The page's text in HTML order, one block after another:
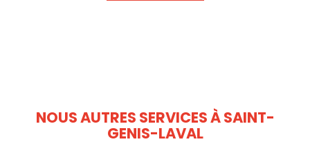
NOUS AUTRES SERVICES À SAINT-
GENIS-LAVAL